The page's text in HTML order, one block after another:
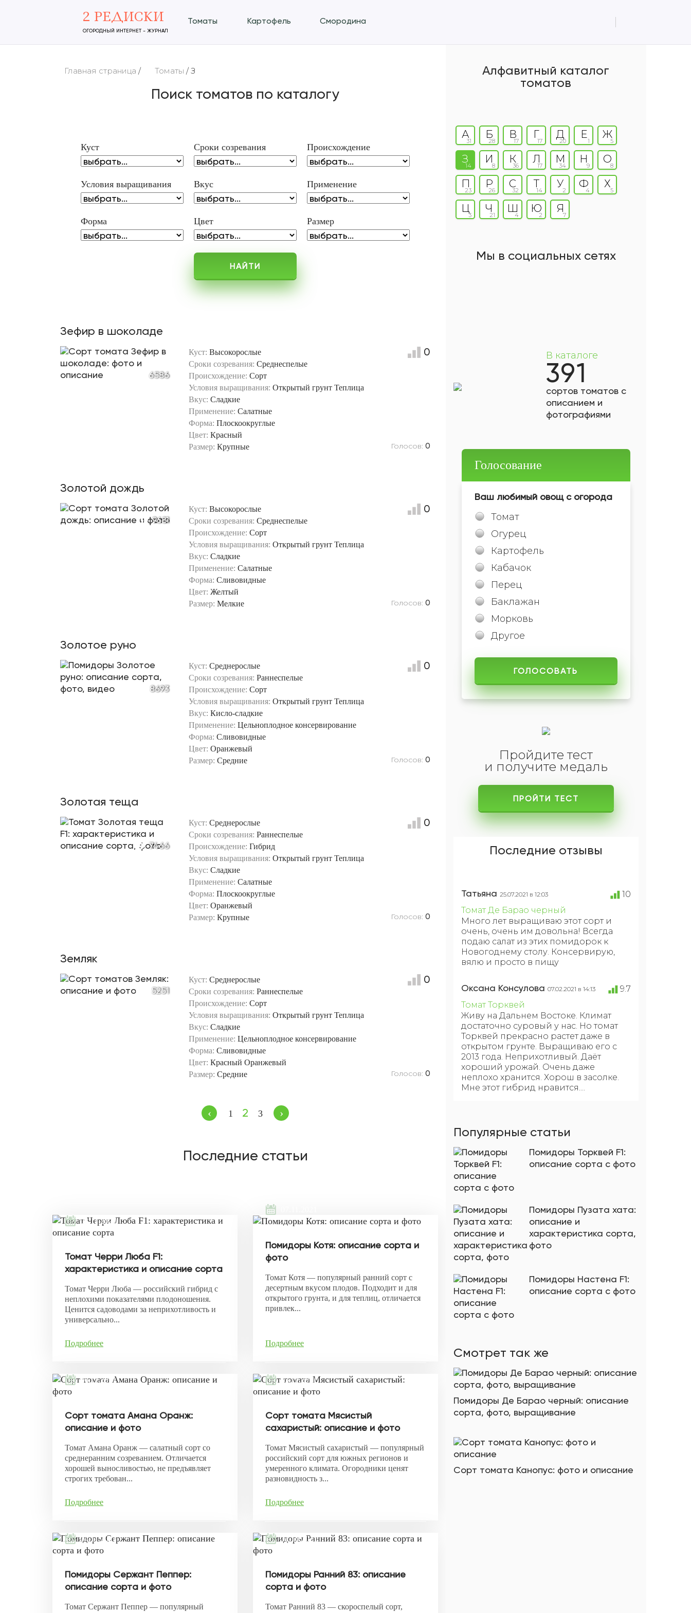
2 РЕДИСКИ
ОГОРОДНЫЙ ИНТЕРНЕТ - ЖУРНАЛ
Томаты Картофель Смородина
Главная страница / Томаты / З
Поиск томатов по каталогу
Куст Сроки созревания Происхождение
Условия выращивания Вкус Применение
Форма Цвет Размер
НАЙТИ
Зефир в шоколаде
6586
Куст: Высокорослые
Сроки созревания: Среднеспелые
Происхождение: Сорт
Условия выращивания: Открытый грунт Теплица
Вкус: Сладкие
Применение: Салатные
Форма: Плоскоокруглые
Цвет: Красный
Размер: Крупные
0
Голосов: 0
Золотой дождь
9681
Куст: Высокорослые
Сроки созревания: Среднеспелые
Происхождение: Сорт
Условия выращивания: Открытый грунт Теплица
Вкус: Сладкие
Применение: Салатные
Форма: Сливовидные
Цвет: Желтый
Размер: Мелкие
0
Голосов: 0
Золотое руно
8693
Куст: Среднерослые
Сроки созревания: Раннеспелые
Происхождение: Сорт
Условия выращивания: Открытый грунт Теплица
Вкус: Кисло-сладкие
Применение: Цельноплодное консервирование
Форма: Сливовидные
Цвет: Оранжевый
Размер: Средние
0
Голосов: 0
Золотая теща
7466
Куст: Среднерослые
Сроки созревания: Раннеспелые
Происхождение: Гибрид
Условия выращивания: Открытый грунт Теплица
Вкус: Сладкие
Применение: Салатные
Форма: Плоскоокруглые
Цвет: Оранжевый
Размер: Крупные
0
Голосов: 0
Земляк
5251
Куст: Среднерослые
Сроки созревания: Раннеспелые
Происхождение: Сорт
Условия выращивания: Открытый грунт Теплица
Вкус: Сладкие
Применение: Цельноплодное консервирование
Форма: Сливовидные
Цвет: Красный Оранжевый
Размер: Средние
0
Голосов: 0
‹ 1 2 3 ›
Последние статьи
08.11.2021
Томат Черри Люба F1:
характеристика и описание сорта
Томат Черри Люба — российский гибрид с
неплохими показателями плодоношения.
Ценится садоводами за неприхотливость и
универсально...
Подробнее
Помидоры Котя: описание сорта и
фото
Томат Котя — популярный ранний сорт с
десертным вкусом плодов. Подходит и для
открытого грунта, и для теплиц, отличается
привлек...
Подробнее
06.11.2021
Сорт томата Амана Оранж:
описание и фото
Томат Амана Оранж — салатный сорт со
среднеранним созреванием. Отличается
хорошей выносливостью, не предъявляет
строгих требован...
Подробнее
05.11.2021
Сорт томата Мясистый
сахаристый: описание и фото
Томат Мясистый сахаристый — популярный
российский сорт для южных регионов и
умеренного климата. Огородники ценят
разновидность з...
Подробнее
04.11.2021
Помидоры Сержант Пеппер:
описание сорта и фото
Томат Сержант Пеппер — популярный
31.10.2021
Помидоры Ранний 83: описание
сорта и фото
Томат Ранний 83 — скороспелый сорт,
Алфавитный каталог
томатов
А
31
Б
28
В
17
Г
17
Д
20
Е
1
Ж
5
З
14
И
8
К
36
Л
17
М
34
Н
9
О
8
П
23
Р
26
С
32
Т
14
У
2
Ф
4
Х
5
Ц
3
Ч
21
Ш
4
Ю
2
Я
7
Мы в социальных сетях
В каталоге
391
сортов томатов с
описанием и
фотографиями
Голосование
Ваш любимый овощ с огорода
Томат
Огурец
Картофель
Кабачок
Перец
Баклажан
Морковь
Другое
Пройдите тест
и получите медаль
ПРОЙТИ ТЕСТ
Последние отзывы
Татьяна 25.07.2021 в 12:03
10
Томат Де Барао черный
Много лет выращиваю этот сорт и
очень, очень им довольна! Всегда
подаю салат из этих помидорок к
Новогоднему столу. Консервирую,
вялю и просто в пищу
Оксана Консулова 07.02.2021 в 14:13
9.7
Томат Торквей
Живу на Дальнем Востоке. Климат
достаточно суровый у нас. Но томат
Торквей прекрасно растет даже в
открытом грунте. Выращиваю его с
2013 года. Неприхотливый. Даёт
хороший урожай. Очень даже
неплохо хранится. Хорош в засолке.
Мне этот гибрид нравится....
Популярные статьи
Помидоры Торквей F1:
описание сорта с фото
Помидоры Пузата хата:
описание и
характеристика сорта,
фото
Помидоры Настена F1:
описание сорта с фото
Смотрет так же
Помидоры Де Барао черный: описание
сорта, фото, выращивание
Сорт томата Канопус: фото и описание